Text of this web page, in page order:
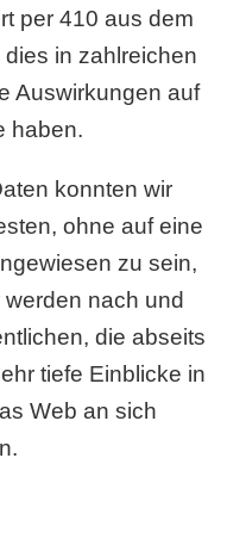
per 410 aus dem
in zahlreichen
Auswirkungen auf
haben.
konnten wir
ohne auf eine
zu sein,
nach und
die abseits
tiefe Einblicke in
Web an sich